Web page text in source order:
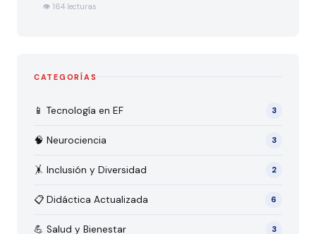
👁 164 lecturas
CATEGORÍAS
📱 Tecnología en EF 3
🧠 Neurociencia 3
🤸 Inclusión y Diversidad 2
📋 Didáctica Actualizada 6
💪 Salud y Bienestar 3